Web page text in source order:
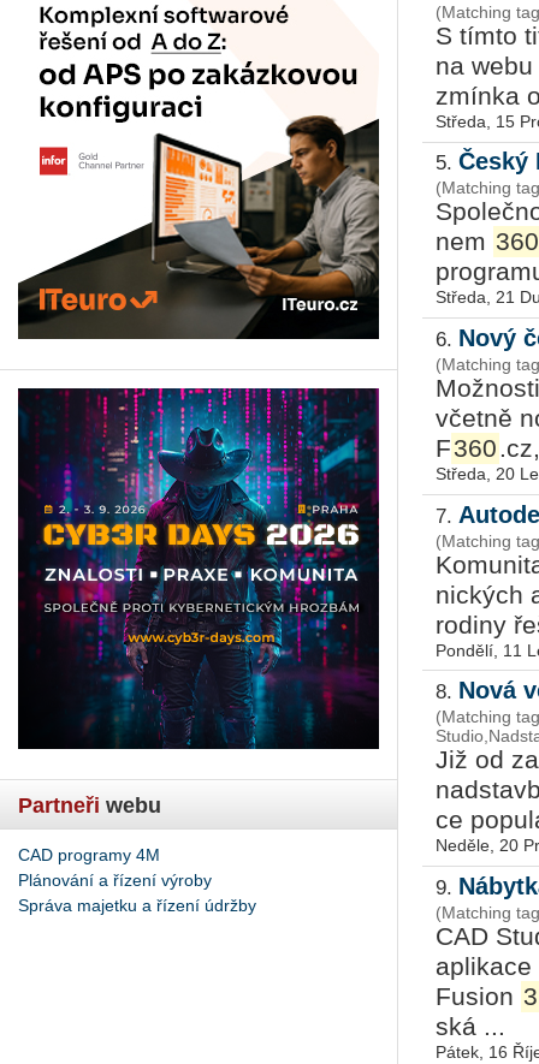
Partneři webu
CAD programy 4M
Plánování a řízení výroby
Správa majetku a řízení údržby
(Matching
S tímto
na
zmín­ka
Středa, 15
5. Český
(Matching
nem 360
Středa, 21
6. Nový
(Matching
včet­ně
F360
Středa, 20
7.
(Matching
nic­kých
ro­di­ny
Pondělí, 11
8. Nová
(Matching
Již od
ce
Neděle, 20
9.
(Matching
CAD
Fusi­on
ská ...
Pátek, 16